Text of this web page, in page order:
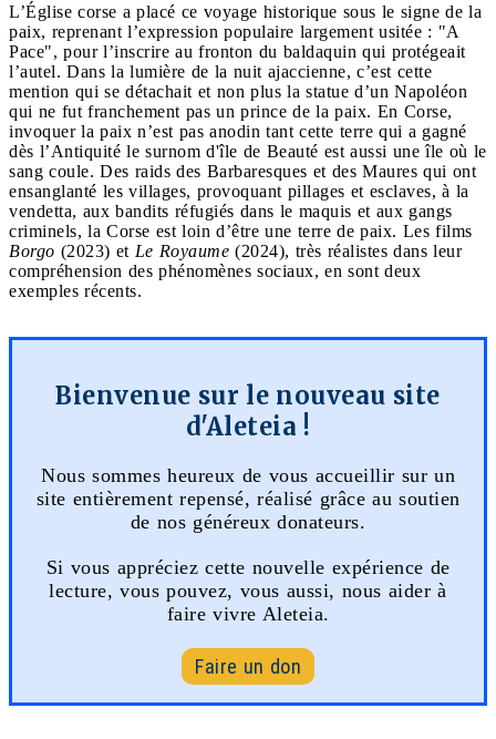
L’Église corse a placé ce voyage historique sous le signe de la
paix, reprenant l’expression populaire largement usitée : "A
Pace", pour l’inscrire au fronton du baldaquin qui protégeait
l’autel. Dans la lumière de la nuit ajaccienne, c’est cette
mention qui se détachait et non plus la statue d’un Napoléon
qui ne fut franchement pas un prince de la paix. En Corse,
invoquer la paix n’est pas anodin tant cette terre qui a gagné
dès l’Antiquité le surnom d'île de Beauté est aussi une île où le
sang coule. Des raids des Barbaresques et des Maures qui ont
ensanglanté les villages, provoquant pillages et esclaves, à la
vendetta, aux bandits réfugiés dans le maquis et aux gangs
criminels, la Corse est loin d’être une terre de paix. Les films
Borgo (2023) et Le Royaume (2024), très réalistes dans leur
compréhension des phénomènes sociaux, en sont deux
exemples récents.
Bienvenue sur le nouveau site
d'Aleteia !
Nous sommes heureux de vous accueillir sur un
site entièrement repensé, réalisé grâce au soutien
de nos généreux donateurs.
Si vous appréciez cette nouvelle expérience de
lecture, vous pouvez, vous aussi, nous aider à
faire vivre Aleteia.
Faire un don